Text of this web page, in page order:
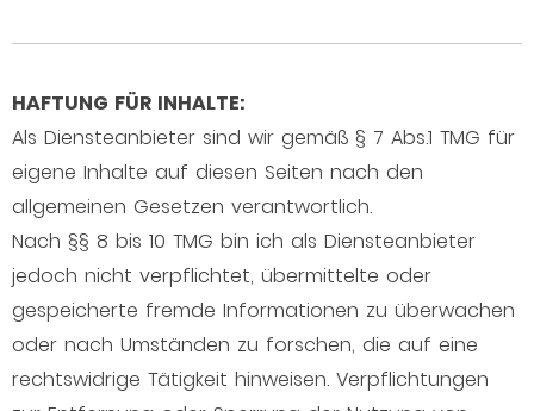
HAFTUNG FÜR INHALTE:
Als Diensteanbieter sind wir gemäß § 7 Abs.1 TMG für
eigene Inhalte auf diesen Seiten nach den
allgemeinen Gesetzen verantwortlich.
Nach §§ 8 bis 10 TMG bin ich als Diensteanbieter
jedoch nicht verpflichtet, übermittelte oder
gespeicherte fremde Informationen zu überwachen
oder nach Umständen zu forschen, die auf eine
rechtswidrige Tätigkeit hinweisen. Verpflichtungen